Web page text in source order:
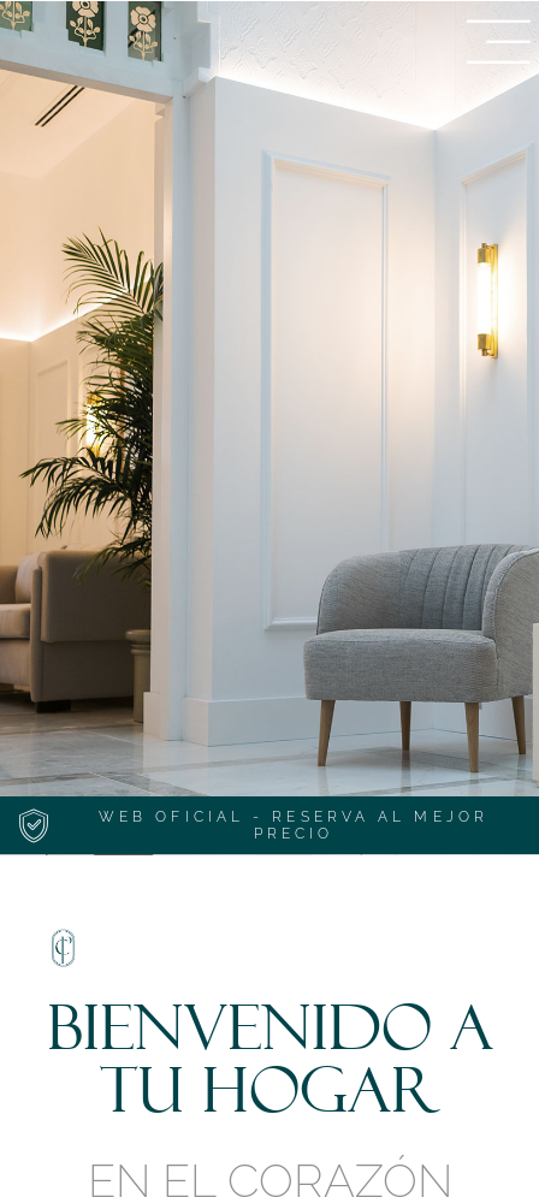
WEB OFICIAL - RESERVA AL MEJOR
PRECIO
Bienvenido a
tu hogar
EN EL CORAZÓN